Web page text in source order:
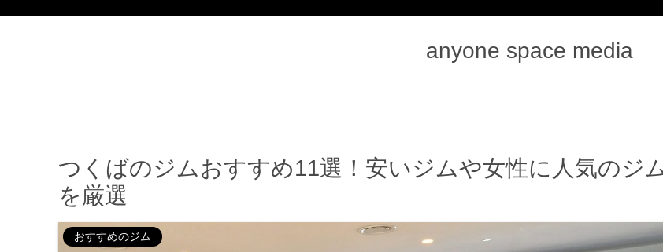
anyone space media
つくばのジムおすすめ11選！安いジムや女性に人気のジ
を厳選
おすすめのジム